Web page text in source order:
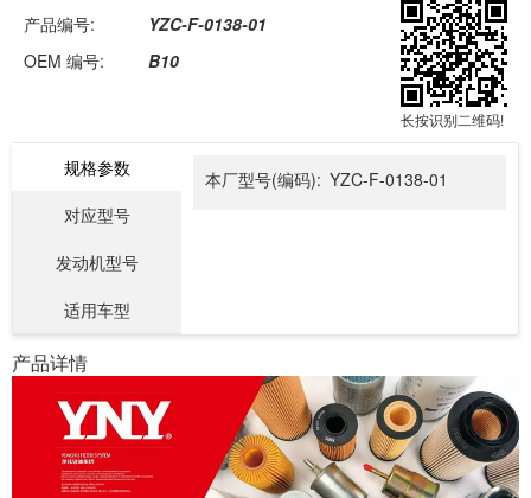
产品编号:
YZC-F-0138-01
OEM 编号:
B10
长按识别二维码!
规格参数
对应型号
发动机型号
适用车型
本厂型号(编码): YZC-F-0138-01
产品详情